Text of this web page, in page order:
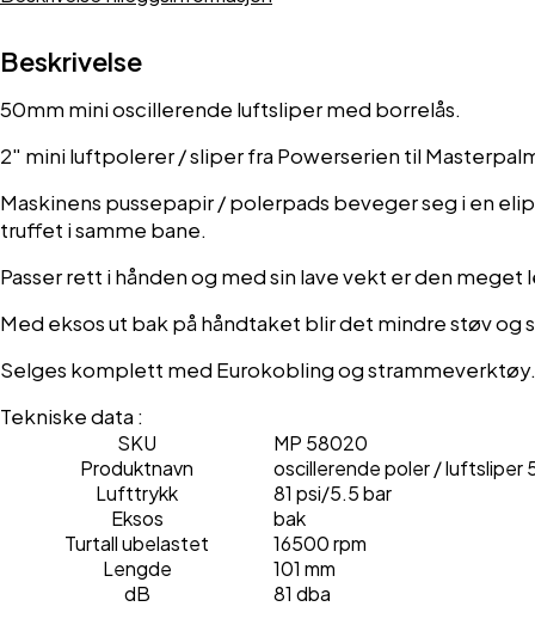
/
58020
Beskrivelse
50mm mini oscillerende luftsliper med borrelås.
2″ mini luftpolerer / sliper fra Powerserien til
Maskinens pussepapir / polerpads beveger seg i en
truffet i samme bane.
Passer rett i hånden og med sin lave vekt er den
Med eksos ut bak på håndtaket blir det mindre støv og
Selges komplett med Eurokobling og strammeverktøy.
Tekniske data :
SKU
MP 58020
Produktnavn
oscillerende poler / luftsliper
Lufttrykk
81 psi/5.5 bar
Eksos
bak
Turtall ubelastet
16500 rpm
Lengde
101 mm
dB
81 dba